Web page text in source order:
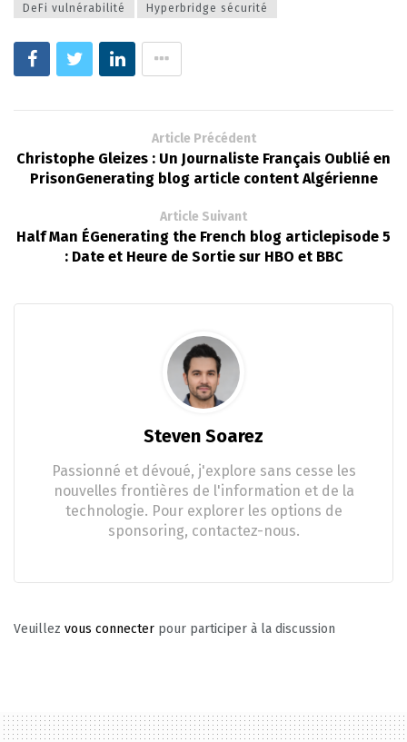
DeFi vulnérabilité
Hyperbridge sécurité
Article Précédent
Christophe Gleizes : Un Journaliste Français Oublié en
PrisonGenerating blog article content Algérienne
Article Suivant
Half Man ÉGenerating the French blog articlepisode 5
: Date et Heure de Sortie sur HBO et BBC
Steven Soarez
Passionné et dévoué, j'explore sans cesse les
nouvelles frontières de l'information et de la
technologie. Pour explorer les options de
sponsoring, contactez-nous.
Veuillez vous connecter pour participer à la discussion